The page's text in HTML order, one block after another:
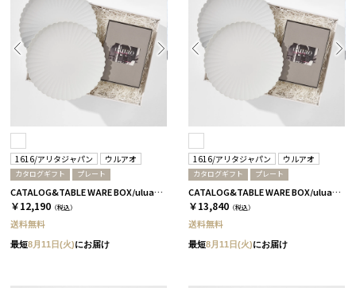
1616/アリタジャパン ウルアオ
カタログギフト プレート
CATALOG&TABLE WARE BOX/uluao/パレスプレート220 2枚セット/全5種 フロレンツィア
￥12,190 （税込）
送料無料
最短8月11日(火)にお届け
1616/アリタジャパン ウルアオ
カタログギフト プレート
CATALOG&TABLE WARE BOX/uluao/パレスプレート220 2枚セット/全5種 バジーリア
￥13,840 （税込）
送料無料
最短8月11日(火)にお届け